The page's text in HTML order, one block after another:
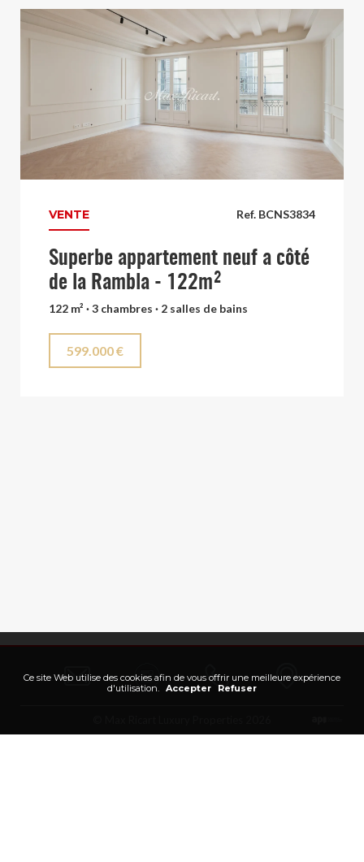
Ref. BCNS3834
VENTE
Superbe appartement neuf a côté
de la Rambla - 122m²
122 m² · 3 chambres · 2 salles de bains
599.000 €
Ce site Web utilise des cookies afin de vous offrir une meilleure expérience
d'utilisation. Accepter Refuser